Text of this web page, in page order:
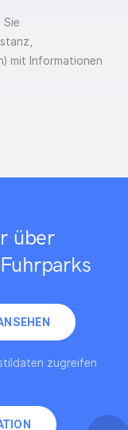
mit Informationen
über
zugreifen